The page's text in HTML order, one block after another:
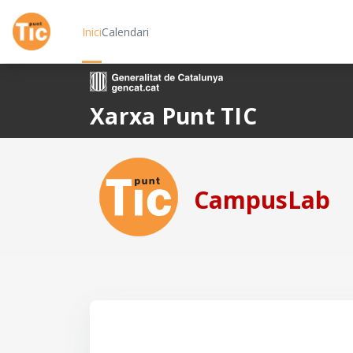
Xarxa Punt TIC
CampusLab
IniciCalendari